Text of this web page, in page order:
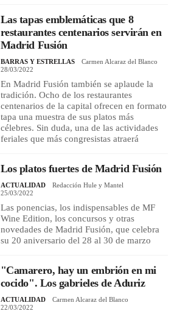
Las tapas emblemáticas que 8
restaurantes centenarios servirán en
Madrid Fusión
BARRAS Y ESTRELLAS
Carmen Alcaraz del Blanco
28/03/2022
En Madrid Fusión también se aplaude la
tradición. Ocho de los restaurantes
centenarios de la capital ofrecen en formato
tapa una muestra de sus platos más
célebres. Sin duda, una de las actividades
feriales que más congresistas atraerá
Los platos fuertes de Madrid Fusión
ACTUALIDAD
Redacción Hule y Mantel
25/03/2022
Las ponencias, los indispensables de MF
Wine Edition, los concursos y otras
novedades de Madrid Fusión, que celebra
su 20 aniversario del 28 al 30 de marzo
"Camarero, hay un embrión en mi
cocido". Los gabrieles de Aduriz
ACTUALIDAD
Carmen Alcaraz del Blanco
22/03/2022